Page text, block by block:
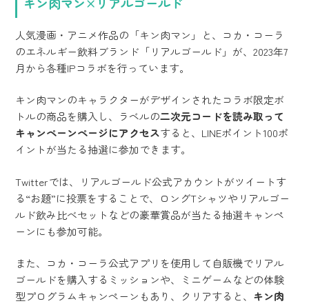
人気漫画・アニメ作品の「キン肉マン」と、コカ・コーラ
のエネルギー飲料ブランド「リアルゴールド」が、2023年7
月から各種IPコラボを行っています。
キン肉マンのキャラクターがデザインされたコラボ限定ボ
トルの商品を購入し、ラベルの二次元コードを読み取って
キャンペーンページにアクセスすると、LINEポイント100ポ
イントが当たる抽選に参加できます。
Twitterでは、リアルゴールド公式アカウントがツイートす
る“お題”に投票をすることで、ロングTシャツやリアルゴー
ルド飲み比べセットなどの豪華賞品が当たる抽選キャンペ
ーンにも参加可能。
また、コカ・コーラ公式アプリを使用して自販機でリアル
ゴールドを購入するミッションや、ミニゲームなどの体験
型プログラムキャンペーンもあり、クリアすると、 キン肉